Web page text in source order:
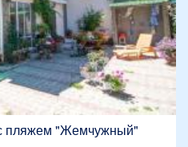
пляжем "Жемчужный"